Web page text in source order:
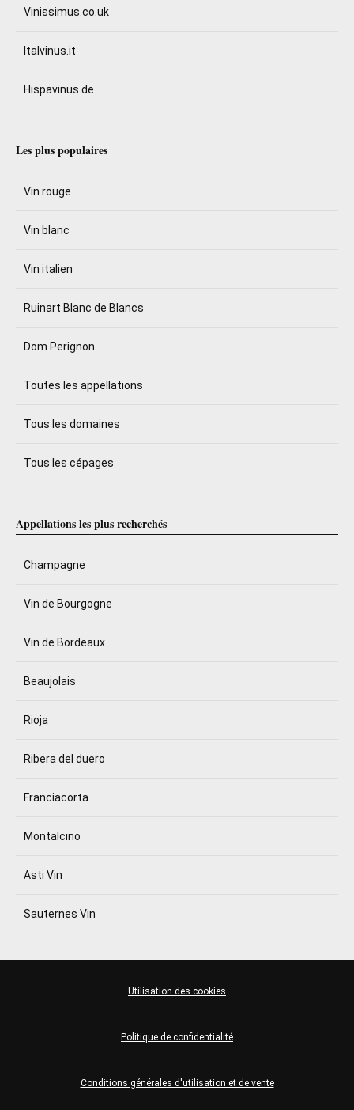
Vinissimus.co.uk
Italvinus.it
Hispavinus.de
Les plus populaires
Vin rouge
Vin blanc
Vin italien
Ruinart Blanc de Blancs
Dom Perignon
Toutes les appellations
Tous les domaines
Tous les cépages
Appellations les plus recherchés
Champagne
Vin de Bourgogne
Vin de Bordeaux
Beaujolais
Rioja
Ribera del duero
Franciacorta
Montalcino
Asti Vin
Sauternes Vin
Conditions générales d'utilisation et de vente
Politique de confidentialité
Utilisation des cookies